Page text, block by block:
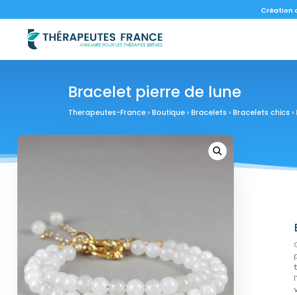
Création
Bracelet pierre de lune
Therapeutes-France › Boutique › Bracelets › Bracelets chics
l’